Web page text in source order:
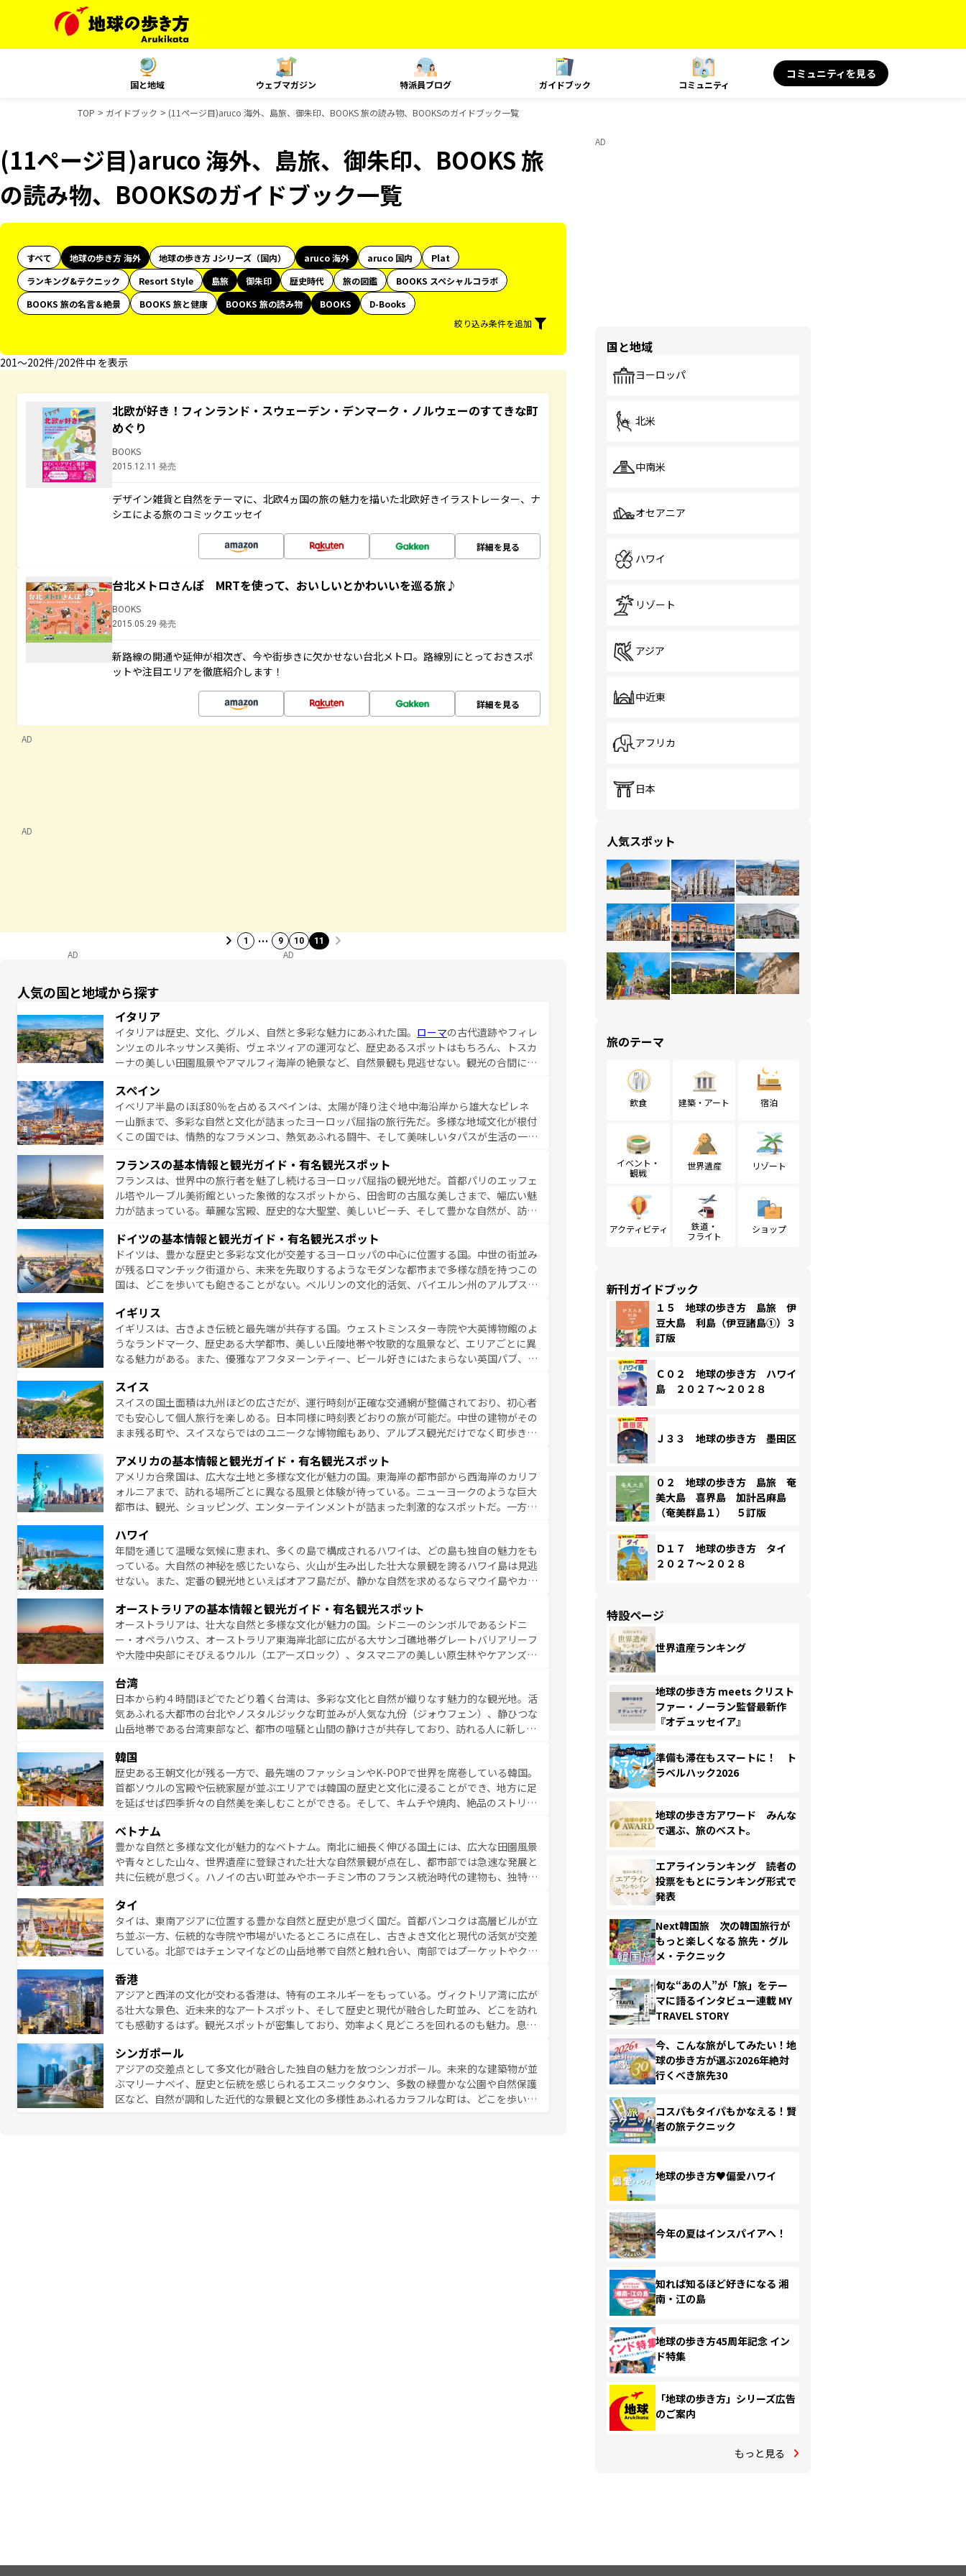
国と地域 ウェブマガジン 特派員ブログ ガイドブック コミュニティ
コミュニティを見る
TOP ガイドブック (11ページ目)aruco 海外、島旅、御朱印、BOOKS 旅の読み物、BOOKSのガイドブック一覧
(11ページ目)aruco 海外、島旅、御朱印、BOOKS 旅
の読み物、BOOKSのガイドブック一覧
すべて 地球の歩き方 海外 地球の歩き方 Jシリーズ（国内） aruco 海外 aruco 国内
Plat
ランキング&テクニック
Resort Style 島旅 御朱印 歴史時代 旅の図鑑
BOOKS スペシャルコラボ
BOOKS 旅の名言＆絶景
BOOKS 旅と健康 BOOKS 旅の読み物 BOOKS
D-Books
絞り込み条件を追加
201〜202件/202件中 を表示
北欧が好き！フィンランド・スウェーデン・デンマーク・ノルウェーのすてきな町
めぐり
BOOKS
2015.12.11 発売
デザイン雑貨と自然をテーマに、北欧4ヵ国の旅の魅力を描いた北欧好きイラストレーター、ナ
シエによる旅のコミックエッセイ
詳細を見る
台北メトロさんぽ MRTを使って、おいしいとかわいいを巡る旅♪
BOOKS
2015.05.29 発売
新路線の開通や延伸が相次ぎ、今や街歩きに欠かせない台北メトロ。路線別にとっておきスポ
ットや注目エリアを徹底紹介します！
詳細を見る
AD
AD
1 … 9 10 11
AD AD
人気の国と地域から探す
イタリア
イタリアは歴史、文化、グルメ、自然と多彩な魅力にあふれた国。 ローマの古代遺跡やフィレ
ンツェのルネッサンス美術、ヴェネツィアの運河など、歴史あるスポットはもちろん、トスカ
ーナの美しい田園風景やアマルフィ海岸の絶景など、自然景観も見逃せない。観光の合間に
夜眠るまで、すべての瞬間を楽しませてくれるイタリアで、忘れられない旅をしてみよう！
なお、新着のイタリア情報はコンテンツ一覧を参照してほしい。
スペイン
イベリア半島のほぼ80％を占めるスペインは、太陽が降り注ぐ地中海沿岸から雄大なピレネ
ー山脈まで、多彩な自然と文化が詰まったヨーロッパ屈指の旅行先だ。多様な地域文化が根付
くこの国では、情熱的なフラメンコ、熱気あふれる闘牛、そして美味しいタパスが生活の一部
ら、地方では古代ローマ遺跡や中世の城塞都市、穏やかなビーチリゾートまで多彩な表情を見
せる。地方によって風土や気候が異なるスペインはその個性で訪れる人を魅了する。 なお、
新着のスペイン情報はコンテンツ一覧を参照してほしい。
フランスの基本情報と観光ガイド・有名観光スポット
フランスは、世界中の旅行者を魅了し続けるヨーロッパ屈指の観光地だ。首都パリのエッフェ
ル塔やルーブル美術館といった象徴的なスポットから、田舎町の古風な美しさまで、幅広い魅
力が詰まっている。華麗な宮殿、歴史的な大聖堂、美しいビーチ、そして豊かな自然が、訪れ
無形文化遺産にも登録されている。シャンパンの発祥地であるランス、プロヴァンスの香り高
いラベンダー畑など、多彩な楽しみ方が可能だ。さらに、パリ以外の地域にも魅力が溢れてお
り、どの街角にも豊かな歴史と文化が息づいている。パリ以外の個性あふれる地方に足を運ぶ
とそれぞれで全く異なる文化を体験できるだろう。 なお、新着のフランス情報はコンテンツ
ドイツの基本情報と観光ガイド・有名観光スポット
ドイツは、豊かな歴史と多彩な文化が交差するヨーロッパの中心に位置する国。中世の街並み
が残るロマンチック街道から、未来を先取りするようなモダンな都市まで多様な顔を持つこの
国は、どこを歩いても飽きることがない。ベルリンの文化的活気、バイエルン州のアルプスの
ら地元の人と過ごす楽しい時間は、お酒好きな人にはぜひ体験してほしい。 なお、新着のド
イツ情報はコンテンツ一覧を参照してほしい。
イギリス
イギリスは、古きよき伝統と最先端が共存する国。ウェストミンスター寺院や大英博物館のよ
うなランドマーク、歴史ある大学都市、美しい丘陵地帯や牧歌的な風景など、エリアごとに異
なる魅力がある。また、優雅なアフタヌーンティー、ビール好きにはたまらない英国パブ、サ
お、新着のイギリス情報は
スイス
スイスの国土面積は九州ほどの広さだが、運行時刻が正確な交通網が整備されており、初心者
でも安心して個人旅行を楽しめる。日本同様に時刻表どおりの旅が可能だ。中世の建物がその
まま残る町や、スイスならではのユニークな博物館もあり、アルプス観光だけでなく町歩きも
ービスもあり、うまく活用すれば市内交通費無料で観光を楽しむこともできる。 なお、新着
のスイス情報はコンテンツ一覧 を参照してほしい。
アメリカの基本情報と観光ガイド・有名観光スポット
アメリカ合衆国は、広大な土地と多様な文化が魅力の国。東海岸の都市部から西海岸のカリフ
ォルニアまで、訪れる場所ごとに異なる風景と体験が待っている。ニューヨークのような巨大
都市は、観光、ショッピング、エンターテインメントが詰まった刺激的なスポットだ。一方、
絶景が堪能できる。さらに、南部のニューオーリンズでは、音楽と美食が融合した独特の文化
が魅力。旅行者はアメリカの各地域で異なる魅力を楽しみながら、その多様性と豊かな歴史を
感じることができるだろう。車でのロードトリップや列車の旅も、アメリカならではの贅沢な
旅のスタイルだ。 なお、新着のアメリカ情報はコンテンツ一覧を参照してほしい。
ハワイ
年間を通じて温暖な気候に恵まれ、多くの島で構成されるハワイは、どの島も独自の魅力をも
っている。大自然の神秘を感じたいなら、火山が生み出した壮大な景観を誇るハワイ島は見逃
せない。また、定番の観光地といえばオアフ島だが、静かな自然を求めるならマウイ島やカウ
る。「アロハスピリット」と呼ばれるおもてなしの心で訪れる人々を迎えてくれるハワイの
人々、おいしいローカルフードやハワイアンミュージック、伝統的なフラダンスなど、すべて
がハワイの魅力を彩っている。訪れるたびに新しい発見と感動が待っているハワイを、存分に
味わってほしい。 なお、新着のハワイ情報はコンテンツ一覧を参照してほしい。
オーストラリアの基本情報と観光ガイド・有名観光スポット
オーストラリアは、壮大な自然と多様な文化が魅力の国。シドニーのシンボルであるシドニ
ー・オペラハウス、オーストラリア東海岸北部に広がる大サンゴ礁地帯グレートバリアリーフ
や大陸中央部にそびえるウルル（エアーズロック）、タスマニアの美しい原生林やケアンズの
豊かで、美味しいものであふれている。アクティビティも充実しており、サーフィンやダイビ
ング、ハイキングなど、アウトドア好きにはたまらない。オーストラリアの多彩な魅力を存分
に味わいつくそう。 なお、新着のオーストラリア情報はコンテンツ一覧を参照してほしい。
台湾
日本から約４時間ほどでたどり着く台湾は、多彩な文化と自然が織りなす魅力的な観光地。活
気あふれる大都市の台北やノスタルジックな町並みが人気な九份（ジォウフェン）、静ひつな
山岳地帯である台湾東部など、都市の喧騒と山間の静けさが共存しており、訪れる人に新しい
から高級料理、ヘルシーで美容にもいいと評判のスイーツなど、バラエティ豊かな料理が味わ
える。 なお、新着の台湾情報はコンテンツ一覧を参照してほしい。
韓国
歴史ある王朝文化が残る一方で、最先端のファッションやK-POPで世界を席巻している韓国。
首都ソウルの宮殿や伝統家屋が並ぶエリアでは韓国の歴史と文化に浸ることができ、地方に足
を延ばせば四季折々の自然美を楽しむことができる。そして、キムチや焼肉、絶品のストリー
能できる。あたたかいホスピタリティに包まれながら、韓国の多彩な魅力を心ゆくまで味わっ
てみてほしい。 なお、新着の韓国情報はコンテンツ一覧を参照してほしい。
ベトナム
豊かな自然と多様な文化が魅力的なベトナム。南北に細長く伸びる国土には、広大な田園風景
や青々とした山々、世界遺産に登録された壮大な自然景観が点在し、都市部では急速な発展と
共に伝統が息づく。ハノイの古い町並みやホーチミン市のフランス統治時代の建物も、独特の
まないベトナム料理も魅力のひとつ。フォーやバインミー、ベトナムコーヒーなどは、ぜひ現
地で味わいたい。どの地域を訪れてもあたたかい人々が旅行者を迎えてくれるので、きっと忘
れられない旅になるはずだ。 なお、新着のベトナム情報はコンテンツ一覧を参照してほし
い。
タイ
タイは、東南アジアに位置する豊かな自然と歴史が息づく国だ。首都バンコクは高層ビルが立
ち並ぶ一方、伝統的な寺院や市場がいたるところに点在し、古きよき文化と現代の活気が交差
している。北部ではチェンマイなどの山岳地帯で自然と触れ合い、南部ではプーケットやクラ
ら高級レストランまで味覚を刺激する。気候は一年中温暖で、どの季節にも異なる楽しみが待
っている。親しみやすいタイの人々、仏教を中心とした文化、そして多様な観光資源が、訪れ
る旅人を魅了し続ける。 なお、新着のタイ情報はコンテンツ一覧を参照してほしい。
香港
アジアと西洋の文化が交わる香港は、特有のエネルギーをもっている。ヴィクトリア湾に広が
る壮大な景色、近未来的なアートスポット、そして歴史と現代が融合した町並み、どこを訪れ
ても感動するはず。観光スポットが密集しており、効率よく見どころを回れるのも魅力。息を
報はコンテンツ一覧
シンガポール
アジアの交差点として多文化が融合した独自の魅力を放つシンガポール。未来的な建築物が並
ぶマリーナベイ、歴史と伝統を感じられるエスニックタウン、多数の緑豊かな公園や自然保護
区など、自然が調和した近代的な景観と文化の多様性あふれるカラフルな町は、どこを歩いて
AD
国と地域
ヨーロッパ
北米
中南米
オセアニア
ハワイ
リゾート
アジア
中近東
アフリカ
日本
人気スポット
旅のテーマ
飲食 建築・アート 宿泊
イベント・
観戦
世界遺産 リゾート
アクティビティ
鉄道・
フライト
ショップ
新刊ガイドブック
１５ 地球の歩き方 島旅 伊
豆大島 利島（伊豆諸島①）３
訂版
Ｃ０２ 地球の歩き方 ハワイ
島 ２０２７～２０２８
Ｊ３３ 地球の歩き方 墨田区
０２ 地球の歩き方 島旅 奄
美大島 喜界島 加計呂麻島
（奄美群島１） ５訂版
Ｄ１７ 地球の歩き方 タイ
２０２７～２０２８
特設ページ
世界遺産ランキング
地球の歩き方 meets クリスト
ファー・ノーラン監督最新作
『オデュッセイア』
準備も滞在もスマートに！ ト
ラベルハック2026
地球の歩き方アワード みんな
で選ぶ、旅のベスト。
エアラインランキング 読者の
投票をもとにランキング形式で
発表
Next韓国旅 次の韓国旅行が
もっと楽しくなる 旅先・グル
メ・テクニック
旬な“あの人”が「旅」をテー
マに語るインタビュー連載 MY
TRAVEL STORY
今、こんな旅がしてみたい！地
球の歩き方が選ぶ2026年絶対
行くべき旅先30
コスパもタイパもかなえる！賢
者の旅テクニック
地球の歩き方♥偏愛ハワイ
今年の夏はインスパイアへ！
知れば知るほど好きになる 湘
南・江の島
地球の歩き方45周年記念 イン
ド特集
「地球の歩き方」シリーズ広告
のご案内
もっと見る